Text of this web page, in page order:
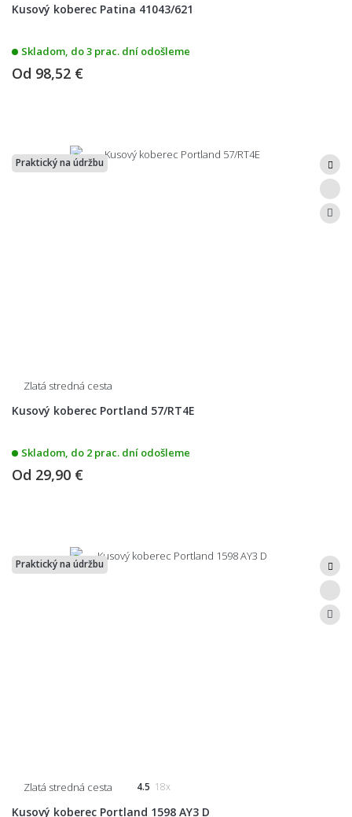
Kusový koberec Patina 41043/621
Skladom, do 3 prac. dní odošleme
Od 98,52 €
Praktický na údržbu
Zlatá stredná cesta
Kusový koberec Portland 57/RT4E
Skladom, do 2 prac. dní odošleme
Od 29,90 €
Praktický na údržbu
Zlatá stredná cesta 4.5 18x
Kusový koberec Portland 1598 AY3 D